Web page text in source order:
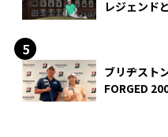
レジェンド
ブリヂスト
FORGED